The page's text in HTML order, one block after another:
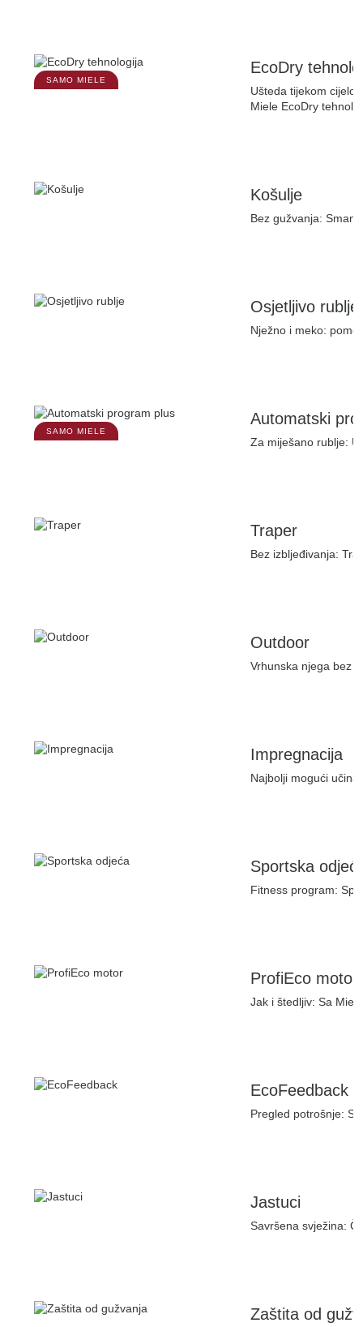
SAMO MIELE
EcoDry
Ušteda tijekom
Miele EcoDry
Košulje
Bez gužvanja:
Osjetljivo rublje
Nježno i meko:
SAMO MIELE
Automatski
Za miješano rublje:
Traper
Bez izbljeđivanja:
Outdoor
Vrhunska njega bez
Impregnacija
Najbolji mogući
Sportska
Fitness program:
ProfiEco motor
Jak i štedljiv: Sa
EcoFeedback
Pregled potrošnje: S
Jastuci
Savršena svježina:
Zaštita od